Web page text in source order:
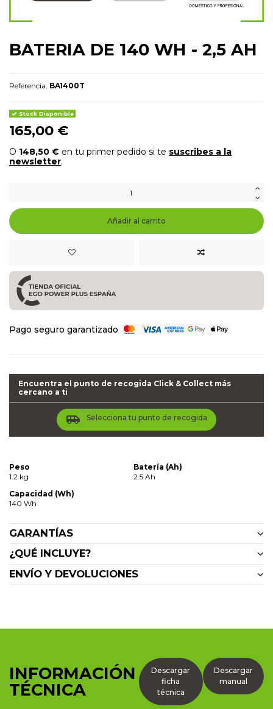
BATERIA DE 140 WH - 2,5 AH
Referencia: BA1400T
Stock Disponible
165,00 €
O 148,50 € en tu primer pedido si te suscribes a la
newsletter.
Añadir al carrito
Pago seguro garantizado
Encuentra el punto de recogida Click & Collect más
cercano a ti
airport_shuttle Selecciona tu punto de recogida
Peso
1.2 kg
Batería (Ah)
2.5 Ah
Capacidad (Wh)
140 Wh
GARANTÍAS
¿QUÉ INCLUYE?
ENVÍO Y DEVOLUCIONES
INFORMACIÓN
TÉCNICA
Descargar
ficha
técnica
Descargar
manual